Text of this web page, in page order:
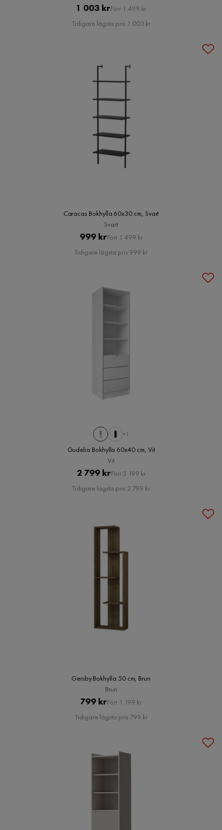
Pris
1 003 krOriginal
Pris
Förr 1 499 kr
Tidigare lägsta pris 1 003 kr
Caracas Bokhylla 60x30 cm, Svart
Svart
Pris
999 kr Original
Pris
Förr 1 499 kr
Tidigare lägsta pris 999 kr
+1
Gudelia Bokhylla 60x40 cm, Vit
Vit
Pris
2 799 krOriginal
Pris
Förr 3 199 kr
Tidigare lägsta pris 2 799 kr
Gersby Bokhylla 50 cm, Brun
Brun
Pris
799 kr Original
Pris
Förr 1 199 kr
Tidigare lägsta pris 799 kr